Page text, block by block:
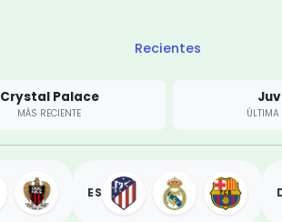
Recientes
Crystal Palace
MÁS RECIENTE
ES